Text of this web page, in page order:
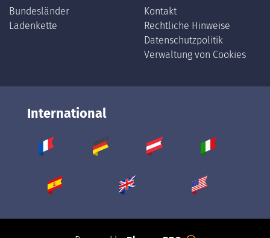
Bundesländer
Ladenkette
Kontakt
Rechtliche Hinweise
Datenschutzpolitik
Verwaltung von Cookies
International